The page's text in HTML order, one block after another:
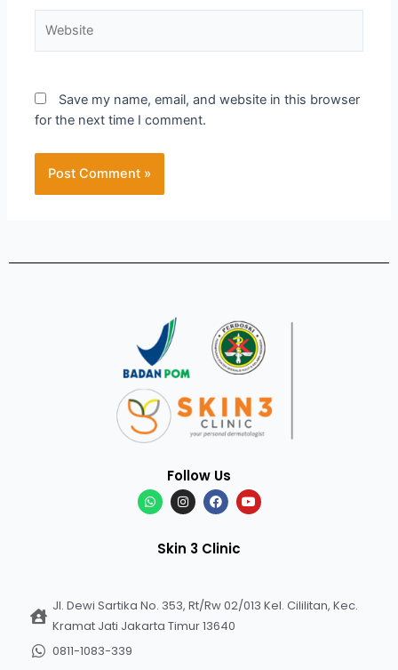
Save my name, email, and website in this browser
for the next time I comment.
Follow Us
Skin 3 Clinic
Jl. Dewi Sartika No. 353, Rt/Rw 02/013 Kel. Cililitan, Kec.
Kramat Jati Jakarta Timur 13640
0811-1083-339